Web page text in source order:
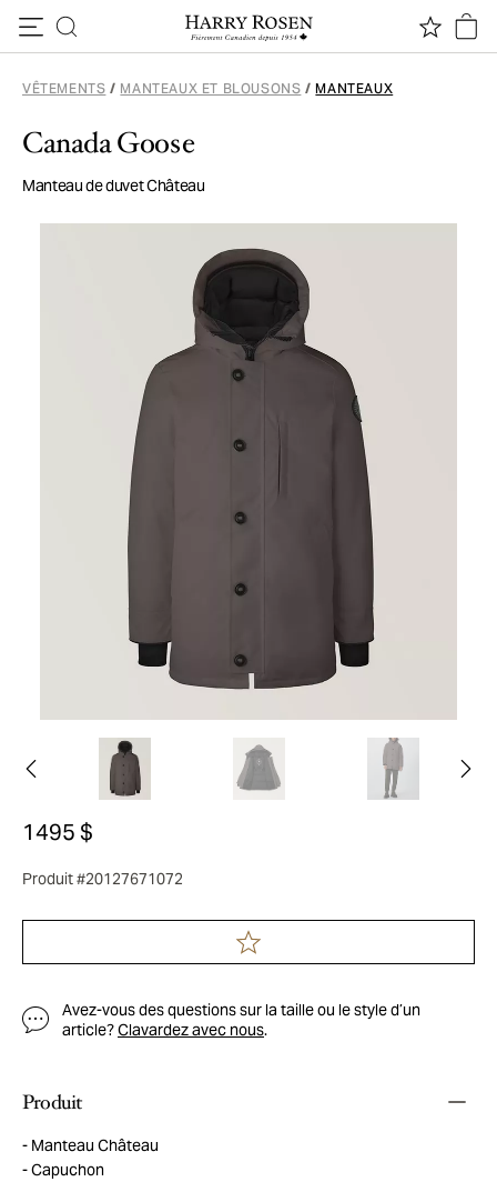
VÊTEMENTS / MANTEAUX ET BLOUSONS / MANTEAUX
Canada Goose
Manteau de duvet Château
1495 $
Produit #20127671072
Avez-vous des questions sur la taille ou le style d’un
article?Clavardez avec nous.
Produit
Manteau Château
Capuchon